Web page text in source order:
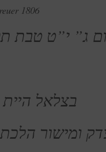
1806
ג” י”ט טבת
בצלאל היית
ומישור